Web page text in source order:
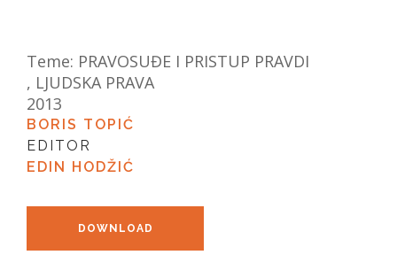
Teme: PRAVOSUĐE I PRISTUP PRAVDI
, LJUDSKA PRAVA
2013
BORIS TOPIĆ
EDITOR
EDIN HODŽIĆ
DOWNLOAD